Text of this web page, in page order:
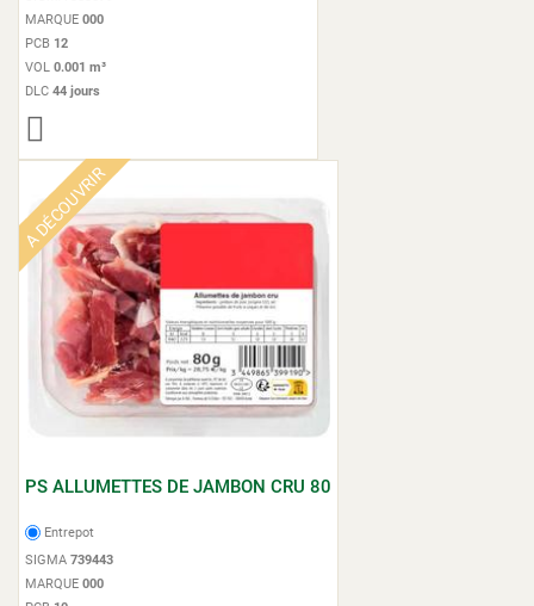
MARQUE 000
PCB 12
VOL 0.001 m³
DLC 44 jours
A DÉCOUVRIR
PS ALLUMETTES DE JAMBON CRU 80
Entrepot
SIGMA 739443
MARQUE 000